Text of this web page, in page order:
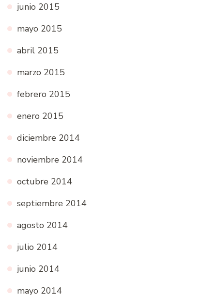
junio 2015
mayo 2015
abril 2015
marzo 2015
febrero 2015
enero 2015
diciembre 2014
noviembre 2014
octubre 2014
septiembre 2014
agosto 2014
julio 2014
junio 2014
mayo 2014